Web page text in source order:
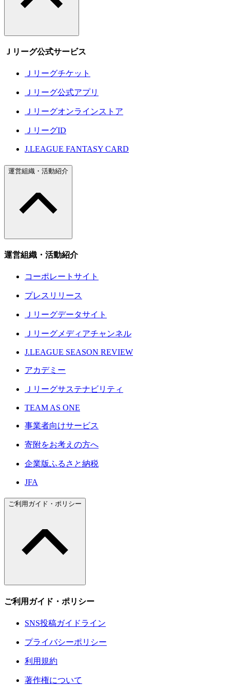
Ｊリーグ公式サービス
Ｊリーグチケット
Ｊリーグ公式アプリ
Ｊリーグオンラインストア
ＪリーグID
J.LEAGUE FANTASY CARD
運営組織・活動紹介
運営組織・活動紹介
コーポレートサイト
プレスリリース
Ｊリーグデータサイト
Ｊリーグメディアチャンネル
J.LEAGUE SEASON REVIEW
アカデミー
Ｊリーグサステナビリティ
TEAM AS ONE
事業者向けサービス
寄附をお考えの方へ
企業版ふるさと納税
JFA
ご利用ガイド・ポリシー
ご利用ガイド・ポリシー
SNS投稿ガイドライン
プライバシーポリシー
利用規約
著作権について